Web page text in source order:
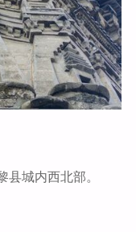
城内西北部。